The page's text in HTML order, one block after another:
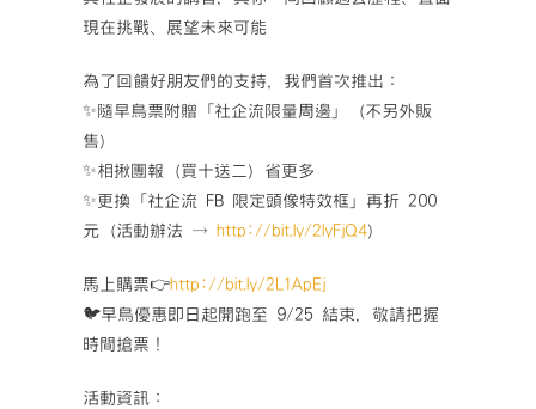
現在挑戰、展望未來可能
為了回饋好朋友們的支持，我們首次推出：
✨隨早鳥票附贈「社企流限量周邊」（不另外販
售）
✨相揪團報（買十送二）省更多
✨更換「社企流 FB 限定頭像特效框」再折 200
元（活動辦法 → http://bit.ly/2lyFjQ4）
馬上購票👉http://bit.ly/2L1ApEj
🐦早鳥優惠即日起開跑至 9/25 結束，敬請把握
時間搶票！
活動資訊：